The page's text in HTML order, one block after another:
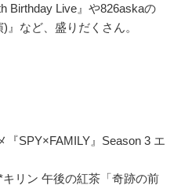
Birthday Live』や826askaの
)』など、盛りだくさん。
SPY×FAMILY』Season 3 エ
リン 午後の紅茶「奇跡の前